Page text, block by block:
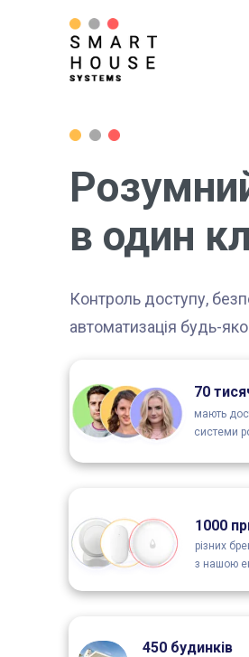
450 будинків
70
мають
системи
1000
різних
з нашою
в один
Контроль доступу,
автоматизація будь-